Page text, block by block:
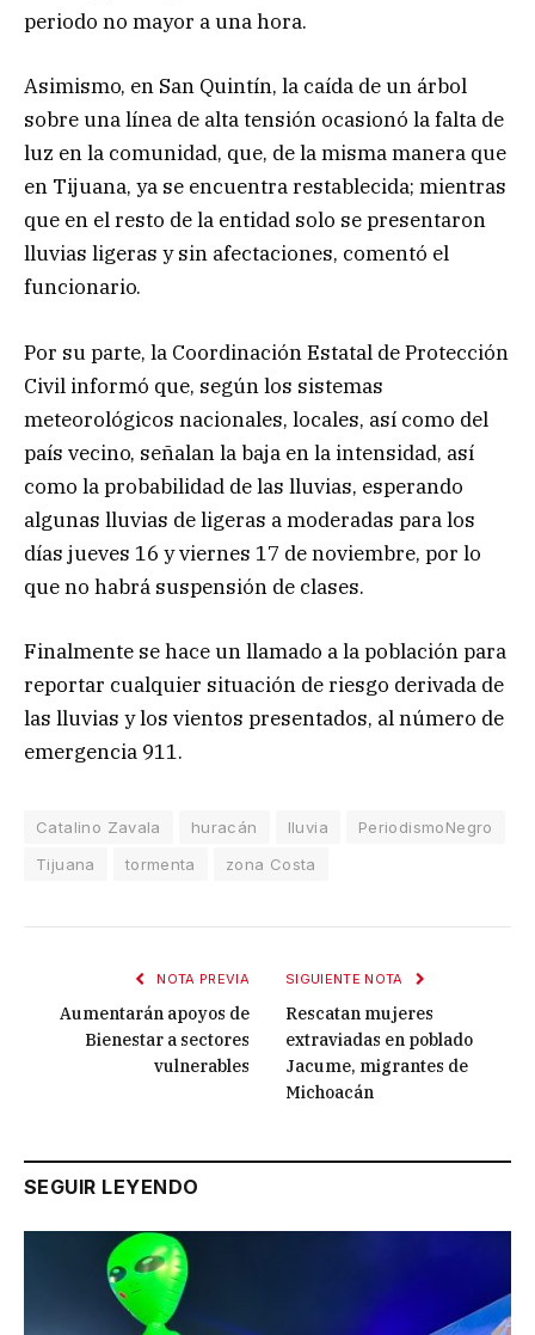
periodo no mayor a una hora.
Asimismo, en San Quintín, la caída de un árbol
sobre una línea de alta tensión ocasionó la falta de
luz en la comunidad, que, de la misma manera que
en Tijuana, ya se encuentra restablecida; mientras
que en el resto de la entidad solo se presentaron
lluvias ligeras y sin afectaciones, comentó el
funcionario.
Por su parte, la Coordinación Estatal de Protección
Civil informó que, según los sistemas
meteorológicos nacionales, locales, así como del
país vecino, señalan la baja en la intensidad, así
como la probabilidad de las lluvias, esperando
algunas lluvias de ligeras a moderadas para los
días jueves 16 y viernes 17 de noviembre, por lo
que no habrá suspensión de clases.
Finalmente se hace un llamado a la población para
reportar cualquier situación de riesgo derivada de
las lluvias y los vientos presentados, al número de
emergencia 911.
Catalino Zavala huracán lluvia
PeriodismoNegro
Tijuana
tormenta zona Costa
NOTA PREVIA
Aumentarán apoyos de
Bienestar a sectores
vulnerables
SIGUIENTE NOTA
Rescatan mujeres
extraviadas en poblado
Jacume, migrantes de
Michoacán
SEGUIR LEYENDO